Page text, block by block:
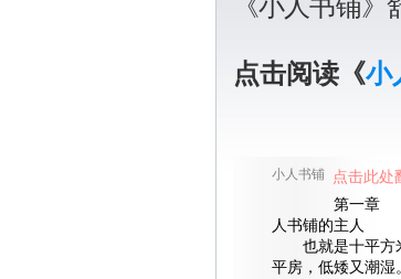
《小人书铺
点击阅读《小
小人书铺
第一章 小人
人书铺的主人
也就是十平方米
平房，低矮又潮湿
点击此处